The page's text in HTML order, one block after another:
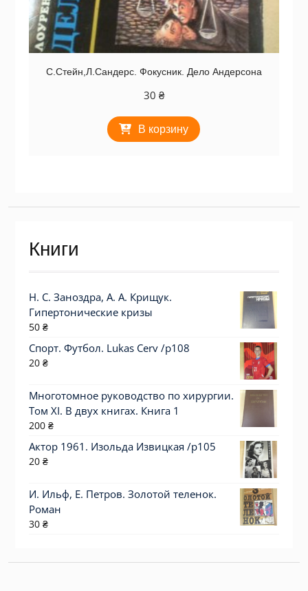
С.Стейн,Л.Сандерс. Фокусник. Дело Андерсона
30 ₴
В корзину
Книги
Н. С. Заноздра, А. А. Крищук.
Гипертонические кризы
50 ₴
Спорт. Футбол. Lukas Cerv /p108
20 ₴
Многотомное руководство по хирургии.
Том XI. В двух книгах. Книга 1
200 ₴
Актор 1961. Изольда Извицкая /p105
20 ₴
И. Ильф, Е. Петров. Золотой теленок.
Роман
30 ₴